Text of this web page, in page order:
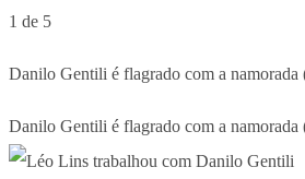
1 de 5
Danilo Gentili é flagrado com a
Danilo Gentili é flagrado com a